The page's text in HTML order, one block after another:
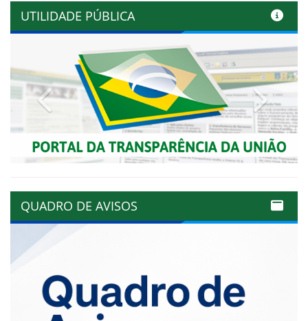
UTILIDADE PÚBLICA
Previous Next
QUADRO DE AVISOS